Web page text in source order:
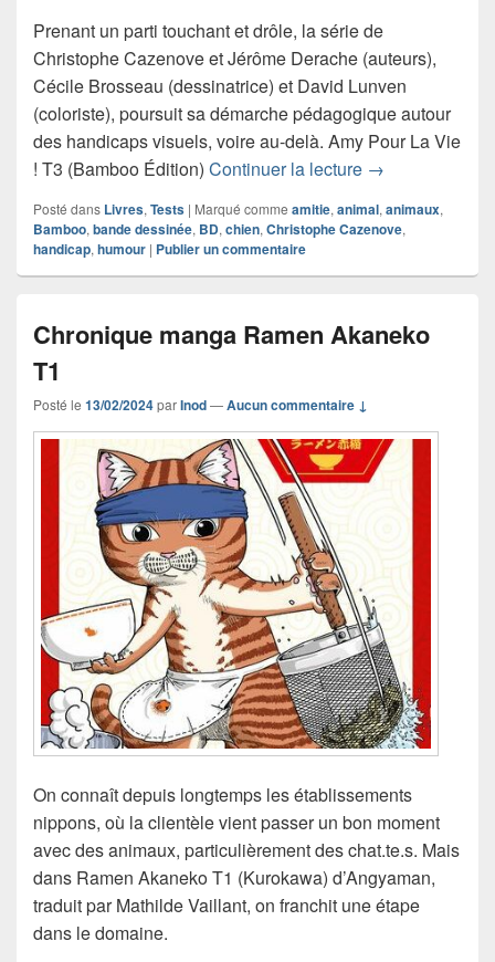
Prenant un parti touchant et drôle, la série de
Christophe Cazenove et Jérôme Derache (auteurs),
Cécile Brosseau (dessinatrice) et David Lunven
(coloriste), poursuit sa démarche pédagogique autour
des handicaps visuels, voire au-delà. Amy Pour La Vie
! T3 (Bamboo Édition) Continuer la lecture Chronique
→
Posté dans Livres, Tests | Marqué comme amitie, animal, animaux,
Bamboo, bande dessinée, BD, chien, Christophe Cazenove,
handicap, humour | Publier un commentaire
Chronique manga Ramen Akaneko
T1
Posté le 13/02/2024parInod—Aucun commentaire ↓
On connaît depuis longtemps les établissements
nippons, où la clientèle vient passer un bon moment
avec des animaux, particulièrement des chat.te.s. Mais
dans Ramen Akaneko T1 (Kurokawa) d’Angyaman,
traduit par Mathilde Vaillant, on franchit une étape
dans le domaine.